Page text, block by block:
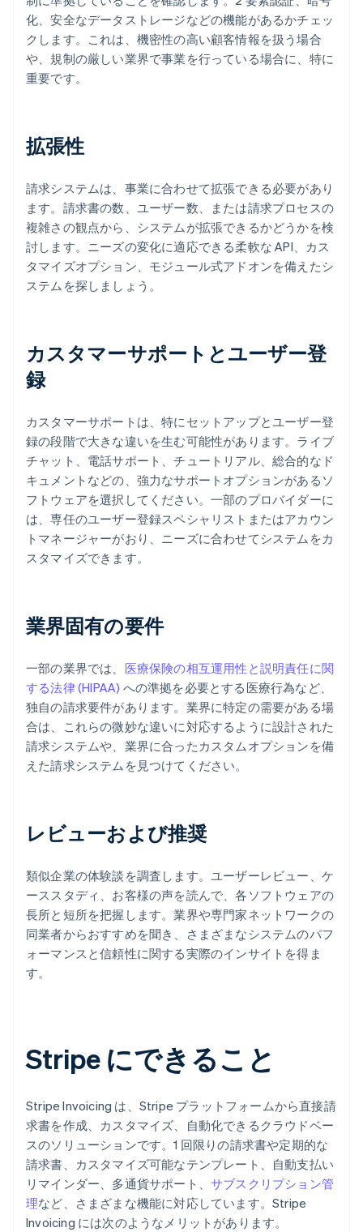
化、安全なデータストレージなどの機能があるかチェッ
クします。これは、機密性の高い顧客情報を扱う場合
や、規制の厳しい業界で事業を行っている場合に、特に
重要です。
拡張性
請求システムは、事業に合わせて拡張できる必要があり
ます。請求書の数、ユーザー数、または請求プロセスの
複雑さの観点から、システムが拡張できるかどうかを検
討します。ニーズの変化に適応できる柔軟な API、カス
タマイズオプション、モジュール式アドオンを備えたシ
ステムを探しましょう。
カスタマーサポートとユーザー登
録
カスタマーサポートは、特にセットアップとユーザー登
録の段階で大きな違いを生む可能性があります。ライブ
チャット、電話サポート、チュートリアル、総合的なド
キュメントなどの、強力なサポートオプションがあるソ
フトウェアを選択してください。一部のプロバイダーに
は、専任のユーザー登録スペシャリストまたはアカウン
トマネージャーがおり、ニーズに合わせてシステムをカ
スタマイズできます。
業界固有の要件
一部の業界では、 医療保険の相互運用性と説明責任に関
する法律 (HIPAA) への準拠を必要とする医療行為など、
独自の請求要件があります。業界に特定の需要がある場
合は、これらの微妙な違いに対応するように設計された
請求システムや、業界に合ったカスタムオプションを備
えた請求システムを見つけてください。
レビューおよび推奨
類似企業の体験談を調査します。ユーザーレビュー、ケ
ーススタディ、お客様の声を読んで、各ソフトウェアの
長所と短所を把握します。業界や専門家ネットワークの
同業者からおすすめを聞き、さまざまなシステムのパフ
ォーマンスと信頼性に関する実際のインサイトを得ま
す。
Stripe にできること
Stripe Invoicing は、Stripe プラットフォームから直接請
求書を作成、カスタマイズ、自動化できるクラウドベー
スのソリューションです。1 回限りの請求書や定期的な
請求書、カスタマイズ可能なテンプレート、自動支払い
リマインダー、多通貨サポート、 サブスクリプション管
理など、さまざまな機能に対応しています。Stripe
Invoicing には次のようなメリットがあります。